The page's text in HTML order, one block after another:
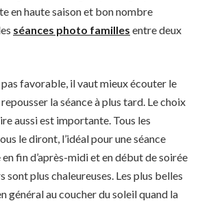
en haute saison et bon nombre
séances photo familles entre deux
pas favorable, il vaut mieux écouter le
la séance à plus tard. Le choix
aussi est importante. Tous les
le diront, l’idéal pour une séance
fin d’après-midi et en début de soirée
sont plus chaleureuses. Les plus belles
général au coucher du soleil quand la